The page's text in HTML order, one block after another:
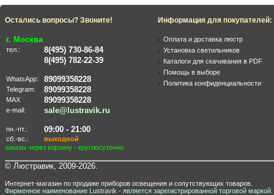
Остались вопросы? Звоните!
г. Москва
тел.:
8(495) 730-86-84
8(495) 782-22-39
WhatsApp: 89099358228
Telegram: 89099358228
MAX 89099358228
e-mail: sale@lustravik.ru
пн.-пт.: 09:00 - 21:00
сб.-вс.:
выходной
заказы через корзину - круглосуточно
Информация для покупателей:
Оплата и доставка люстр
Установка светильников
Каталоги для скачивания в PDF
Помощь в выборе
Политика конфиденциальности
© Люстравик, 2009-2026.
Интернет-магазин по продаже приборов освещения и сопутствующих товаров.
Фирменное наименование Lustravik - является зарегистрированной торговой